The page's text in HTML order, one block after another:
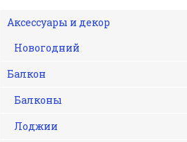
Аксессуары и декор
Новогодний
Балкон
Балконы
Лоджии